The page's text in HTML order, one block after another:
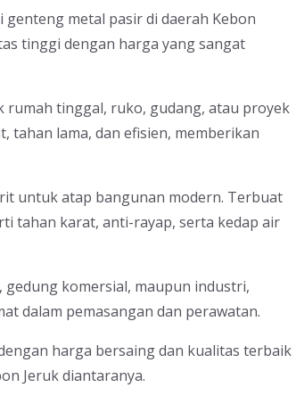
genteng metal pasir di daerah Kebon
tinggi dengan harga yang sangat
rumah tinggal, ruko, gudang, atau proyek
tahan lama, dan efisien, memberikan
untuk atap bangunan modern. Terbuat
tahan karat, anti-rayap, serta kedap air
komersial, maupun industri,
dalam pemasangan dan perawatan.
harga bersaing dan kualitas terbaik
Jeruk diantaranya.